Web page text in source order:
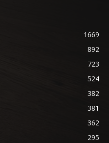
1669
892
723
524
382
381
362
295